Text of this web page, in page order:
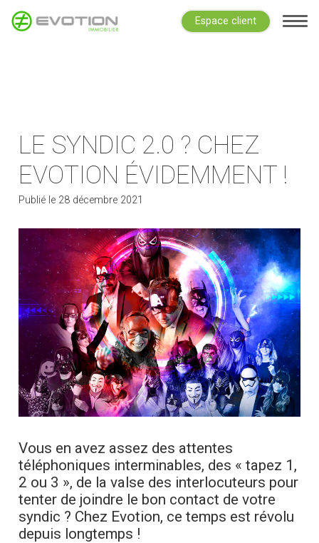
Espace client
LE SYNDIC 2.0 ? CHEZ
EVOTION ÉVIDEMMENT !
Publié le 28 décembre 2021
Vous en avez assez des attentes
téléphoniques interminables, des « tapez 1,
2 ou 3 », de la valse des interlocuteurs pour
tenter de joindre le bon contact de votre
syndic ? Chez Evotion, ce temps est révolu
depuis longtemps !